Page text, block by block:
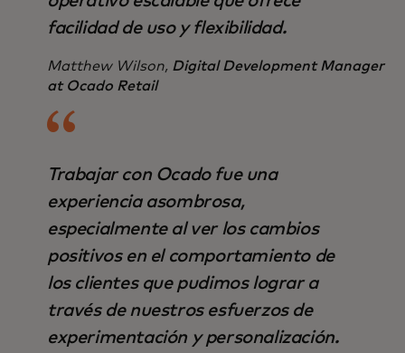
facilidad de uso y flexibilidad.
Matthew Wilson, Digital Development Manager
at Ocado Retail
Trabajar con Ocado fue una
experiencia asombrosa,
especialmente al ver los cambios
positivos en el comportamiento de
los clientes que pudimos lograr a
través de nuestros esfuerzos de
experimentación y personalización.